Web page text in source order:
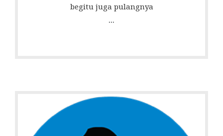
begitu juga pulangnya
...